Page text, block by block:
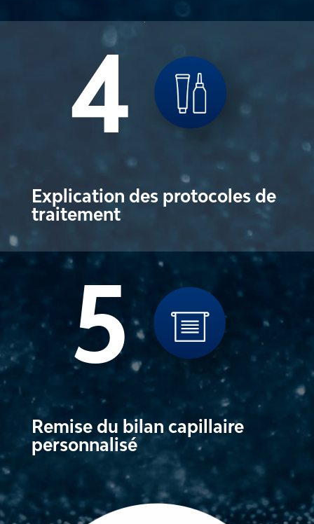
4
Explication des protocoles de
traitement
5
Remise du bilan capillaire
personnalisé